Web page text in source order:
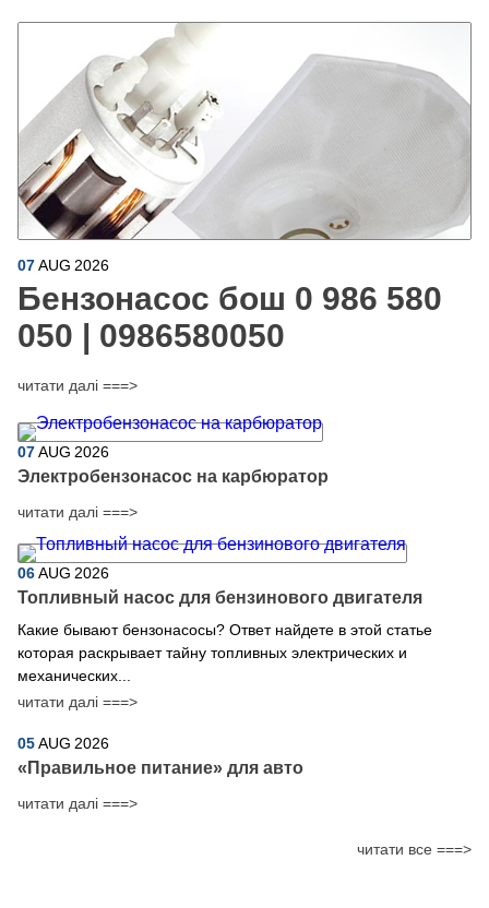
07AUG 2026
Бензонасос бош 0 986 580
050 | 0986580050
читати далі ===>
07AUG 2026
Электробензонасос на карбюратор
читати далі ===>
06AUG 2026
Топливный насос для бензинового двигателя
Какие бывают бензонасосы? Ответ найдете в этой статье
которая раскрывает тайну топливных электрических и
механических...
читати далі ===>
05AUG 2026
​«Правильное питание» для авто
читати далі ===>
читати все ===>